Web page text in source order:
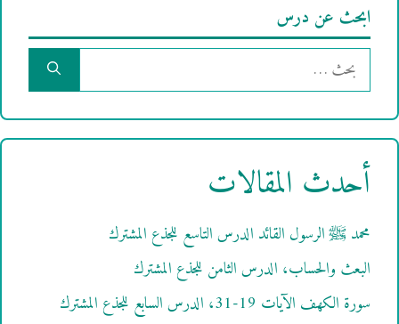
ابحث عن درس
البحث
عن:
أحدث المقالات
محمد ﷺ الرسول القائد الدرس التاسع للجذع المشترك
البعث والحساب، الدرس الثامن للجذع المشترك
سورة الكهف الآيات 19-31، الدرس السابع للجذع المشترك